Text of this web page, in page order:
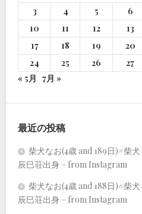
3
4 5 6
10
11 12 13
17
18 19 20
24
25 26 27
« 5月 7月 »
最近の投稿
柴犬なお(4歳 and 189日)#柴
辰巳荘出身 – from Instagram
柴犬なお(4歳 and 188日)#柴
辰巳荘出身 – from Instagram